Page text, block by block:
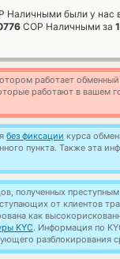
Наличными были у нас
COP Наличными за 1
работает обменный
работают в вашем
без фиксации курса
пункта. Также эта
полученных
от клиентов
как
KYC. Информация по
разблокирования